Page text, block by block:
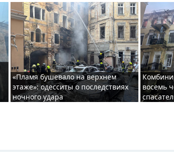
«Пламя бушевало на верхнем
этаже»: одесситы о последствиях
ночного удара
восемь